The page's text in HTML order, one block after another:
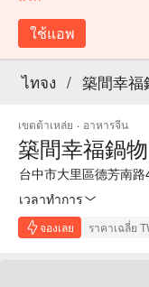
ใช้แอพ
ไทจง / 築間幸福
เขตต้าเหล่ย · อาหารจีน
築間幸福鍋
台中市大里區德芳南
เวลาทำการ
จองเลย ราคาเฉลี่ย